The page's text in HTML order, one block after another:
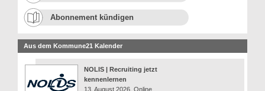
Abonnement kündigen
Aus dem Kommune21 Kalender
NOLIS | Recruiting jetzt
kennenlernen
13. August 2026, Online